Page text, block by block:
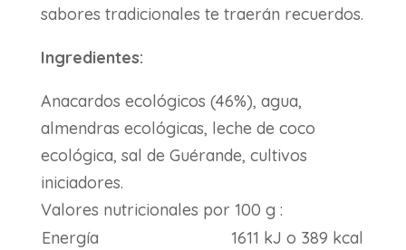
sabores tradicionales te traerán recuerdos.
Ingredientes:
Anacardos ecológicos (46%), agua,
almendras ecológicas, leche de coco
ecológica, sal de Guérande, cultivos
iniciadores.
Valores nutricionales por 100 g :
Energía
1611 kJ o 389 kcal